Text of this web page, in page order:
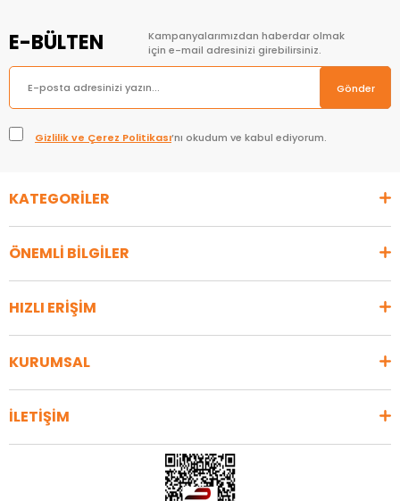
E-BÜLTEN
Kampanyalarımızdan haberdar olmak
için e-mail adresinizi girebilirsiniz.
Gönder
Gizlilik ve Çerez Politikası’nı okudum ve kabul ediyorum.
KATEGORİLER
ÖNEMLİ BİLGİLER
HIZLI ERİŞİM
KURUMSAL
İLETİŞİM